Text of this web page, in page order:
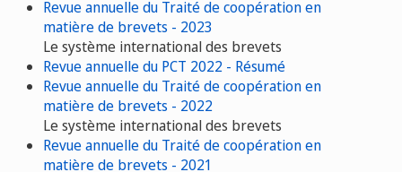
Revue annuelle du Traité de coopération en
matière de brevets - 2023
Le système international des brevets
Revue annuelle du PCT 2022 - Résumé
Revue annuelle du Traité de coopération en
matière de brevets - 2022
Le système international des brevets
Revue annuelle du Traité de coopération en
matière de brevets - 2021